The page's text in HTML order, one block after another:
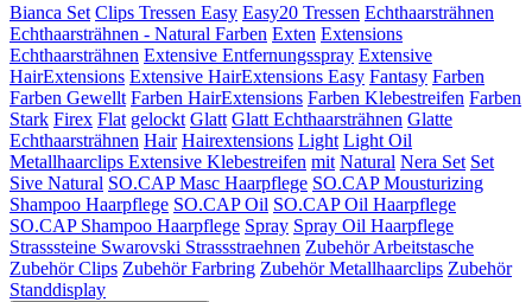
Bianca Set Clips Tressen Easy Easy20 Tressen Echthaarsträhnen
Echthaarsträhnen - Natural Farben Exten Extensions
Echthaarsträhnen Extensive Entfernungsspray Extensive
HairExtensions Extensive HairExtensions Easy Fantasy Farben
Farben Gewellt Farben HairExtensions Farben Klebestreifen Farben
Stark Firex Flat gelockt Glatt Glatt Echthaarsträhnen Glatte
Echthaarsträhnen Hair Hairextensions Light Light Oil
Metallhaarclips Extensive Klebestreifen mit Natural Nera Set Set
Sive Natural SO.CAP Masc Haarpflege SO.CAP Mousturizing
Shampoo Haarpflege SO.CAP Oil SO.CAP Oil Haarpflege
SO.CAP Shampoo Haarpflege Spray Spray Oil Haarpflege
Strasssteine Swarovski Strassstraehnen Zubehör Arbeitstasche
Zubehör Clips Zubehör Farbring Zubehör Metallhaarclips Zubehör
Standdisplay